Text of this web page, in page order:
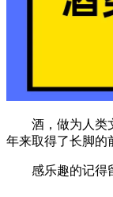
酒，做为人类文
年来取得了长脚的
感乐趣的记得留